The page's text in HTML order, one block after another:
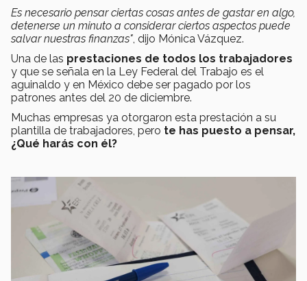
Es necesario pensar ciertas cosas antes de gastar en algo,
detenerse un minuto a considerar ciertos aspectos puede
salvar nuestras finanzas" , dijo Mónica Vázquez.
Una de las prestaciones de todos los trabajadores
y que se señala en la Ley Federal del Trabajo es el
aguinaldo y en México debe ser pagado por los
patrones antes del 20 de diciembre.
Muchas empresas ya otorgaron esta prestación a su
plantilla de trabajadores, pero te has puesto a pensar,
¿Qué harás con él?